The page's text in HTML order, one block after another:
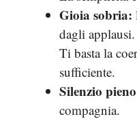
Gioia sobria:
dagli applausi.
Ti basta la
sufficiente.
Silenzio
compagnia.